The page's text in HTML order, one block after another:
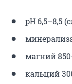
pH 6,5–8,5
магний
кальций